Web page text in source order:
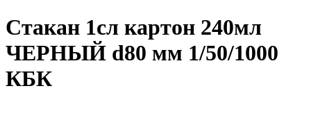
Стакан 1сл картон 240мл
ЧЕРНЫЙ d80 мм 1/50/1000
КБК